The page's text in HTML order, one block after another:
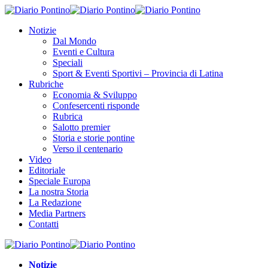
Notizie
Dal Mondo
Eventi e Cultura
Speciali
Sport & Eventi Sportivi – Provincia di Latina
Rubriche
Economia & Sviluppo
Confesercenti risponde
Rubrica
Salotto premier
Storia e storie pontine
Verso il centenario
Video
Editoriale
Speciale Europa
La nostra Storia
La Redazione
Media Partners
Contatti
Notizie